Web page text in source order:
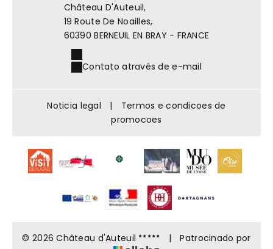
Château D'Auteuil,
19 Route De Noailles,
60390 BERNEUIL EN BRAY - FRANCE
Contato através de e-mail
Noticia legal |
Termos e condicoes de
promocoes
© 2026 Château d'Auteuil | Patrocinado por